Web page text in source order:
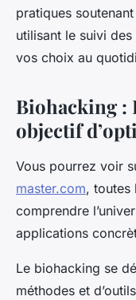
pratiques
utilisant le suivi
vos choix au
Biohacking
objectif
Vous pourrez voir
master.com, toutes
comprendre
applications
Le biohacking se
méthodes et